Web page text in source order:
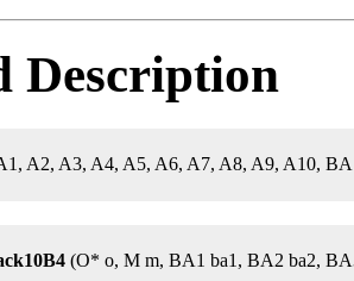
Description
A2, A3, A4, A5, A6, A7, A8, A9, A10,
(O* o, M m, BA1 ba1, BA2 ba2,